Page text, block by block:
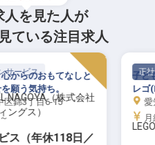
人を見た人が
ている注目求人
サービス
NAGOYA（株式会社
ングス）
ス（年休118日／
からのおもてなしと
願う気持ち。
区錦3丁目6-15
正社
子ど
レゴ
愛